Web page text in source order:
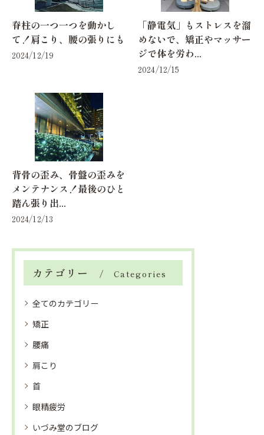
脊柱の一つ一つを動かし
て！肩こり、腰の張りにも
2024/12/19
「静電気」もストレスを溜
めないで、矯正やマッサー
ジで体を労わ...
2024/12/15
背骨の歪み、骨盤の歪みを
メンテナンス！最後のひと
踏ん張り出...
2024/12/13
カテゴリー Categories
全てのカテゴリー
矯正
腰痛
肩こり
首
眼精疲労
いづみ堂のブログ